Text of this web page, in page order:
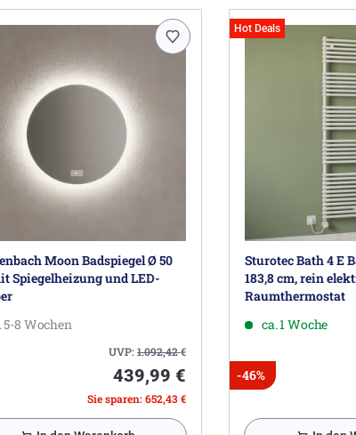
Moon Badspiegel Ø 50
Spiegelheizung und LED-
5-8 Wochen
UVP:1.092,42€
439,99 €
Sie sparen: 652,43 €
Hot Deals
Sturotec Bath 4 E
183,8 cm, rein
Raumthermostat
ca. 1 Woche
-46%